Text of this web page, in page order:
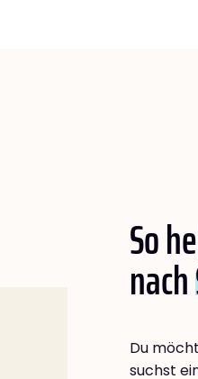
So
nach
Du
suchst